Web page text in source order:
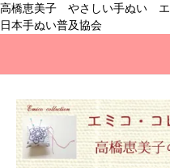
高橋恵美子 やさしい手ぬい
日本手ぬい普及協会